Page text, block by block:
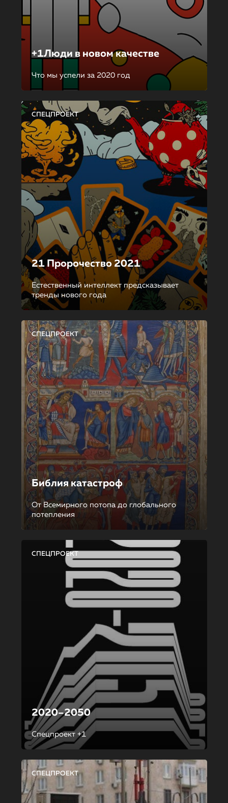
+1Люди в новом качестве
Что мы успели за 2020 год
СПЕЦПРОЕКТ
21 Пророчество 2021
Естественный интеллект предсказывает
тренды нового года
СПЕЦПРОЕКТ
Библия катастроф
От Всемирного потопа до глобального
потепления
СПЕЦПРОЕКТ
2020–2050
Спецпроект +1
СПЕЦПРОЕКТ